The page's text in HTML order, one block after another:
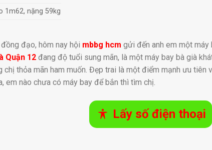
1m62, nặng 59kg
đạo, hôm nay hội mbbg hcm gửi đến anh em một máy
Quận 12 đang độ tuổi sung mãn, là một máy bay bà già
chị thỏa mãn ham muốn. Đẹp trai là một điểm mạnh ưu tiên
em nào chưa có máy bay để bắn thì tìm chị.
Lấy số điện thoại